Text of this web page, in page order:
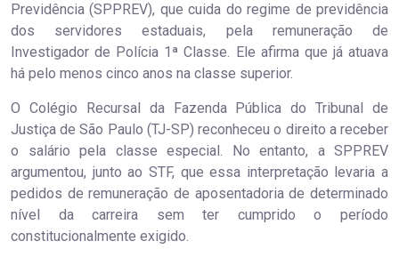
Previdência (SPPREV), que cuida do regime de previdência
dos servidores estaduais, pela remuneração de
Investigador de Polícia 1ª Classe. Ele afirma que já atuava
há pelo menos cinco anos na classe superior.
O Colégio Recursal da Fazenda Pública do Tribunal de
Justiça de São Paulo (TJ-SP) reconheceu o direito a receber
o salário pela classe especial. No entanto, a SPPREV
argumentou, junto ao STF, que essa interpretação levaria a
pedidos de remuneração de aposentadoria de determinado
nível da carreira sem ter cumprido o período
constitucionalmente exigido.